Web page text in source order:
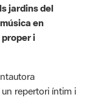
repertori íntim i
Tot seguit, el
projecte